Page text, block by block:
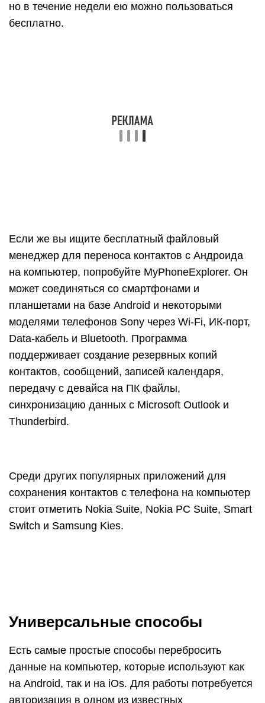
планшетами на базе Android и некоторыми
моделями телефонов Sony через Wi-Fi, ИК-порт,
Thunderbird.
Среди других популярных приложений для
сохранения контактов с телефона на компьютер
стоит отметить Nokia Suite, Nokia PC Suite, Smart
Switch и Samsung Kies.
данные на компьютер, которые используют как
на Android, так и на iOs. Для работы потребуется
авторизация в одном из известных
мессенджеров, учетная запись в гугле либо